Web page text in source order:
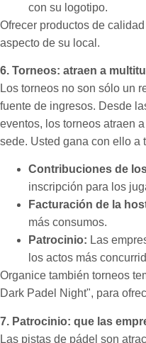
con su logotipo.
Ofrecer productos de
aspecto de su local.
6. Torneos: atraen a
Los torneos no son sólo un
fuente de ingresos. Desde
eventos, los torneos atraen
sede. Usted gana con ello a
Contribuciones de
inscripción para los
Facturación de la
más consumos.
Patrocinio: Las
los actos más
Organice también torneos
Dark Padel Night", para
7. Patrocinio: que las
Las pistas de pádel son